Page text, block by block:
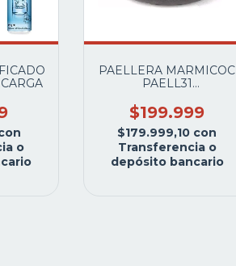
o
PAELLERA MARMICOC
PAELL31
MULTICAPAS NEGRO
31CM.
$199.999
$179.999,10 con
Transferencia o
depósito bancario